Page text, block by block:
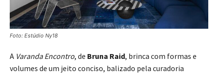
Foto: Estúdio Ny18
A Varanda Encontro, de Bruna Raid, brinca com formas e
volumes de um jeito conciso, balizado pela curadoria